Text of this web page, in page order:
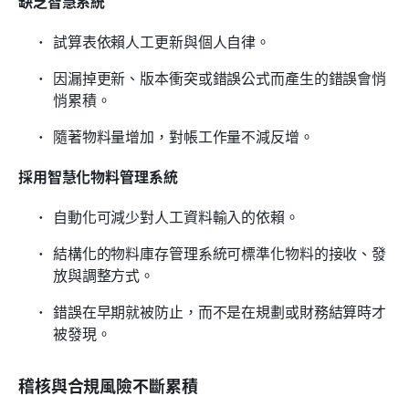
試算表依賴人工更新與個人自律。
因漏掉更新、版本衝突或錯誤公式而產生的錯誤會悄
悄累積。
隨著物料量增加，對帳工作量不減反增。
採用智慧化物料管理系統
自動化可減少對人工資料輸入的依賴。
結構化的物料庫存管理系統可標準化物料的接收、發
放與調整方式。
錯誤在早期就被防止，而不是在規劃或財務結算時才
被發現。
稽核與合規風險不斷累積